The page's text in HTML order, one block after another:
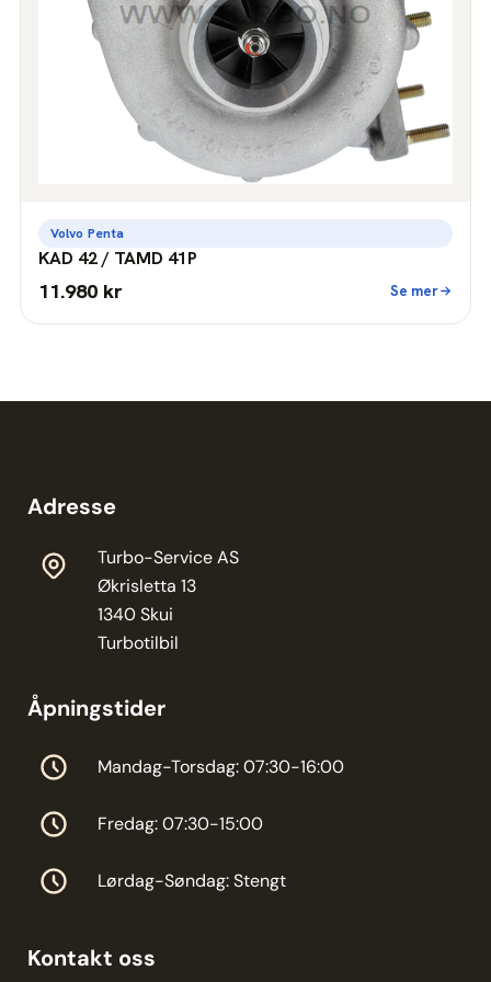
Volvo Penta
KAD 42 / TAMD 41P
11.980 kr Se mer
Adresse
Turbo-Service AS
Økrisletta 13
1340 Skui
Turbotilbil
Åpningstider
Mandag-Torsdag: 07:30-16:00
Fredag: 07:30-15:00
Lørdag-Søndag: Stengt
Kontakt oss